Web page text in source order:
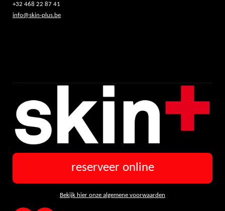
+32 468 22 87 41
info@skin-plus.be
reserveer online
Bekijk hier onze algemene voorwaarden